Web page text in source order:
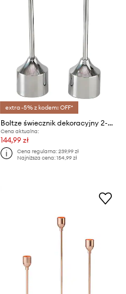
extra -5% z kodem: OFF*
Boltze świecznik dekoracyjny 2-pack
Cena aktualna:
144,99 zł
Cena regularna:239,99 zł
Najniższa cena:154,99 zł